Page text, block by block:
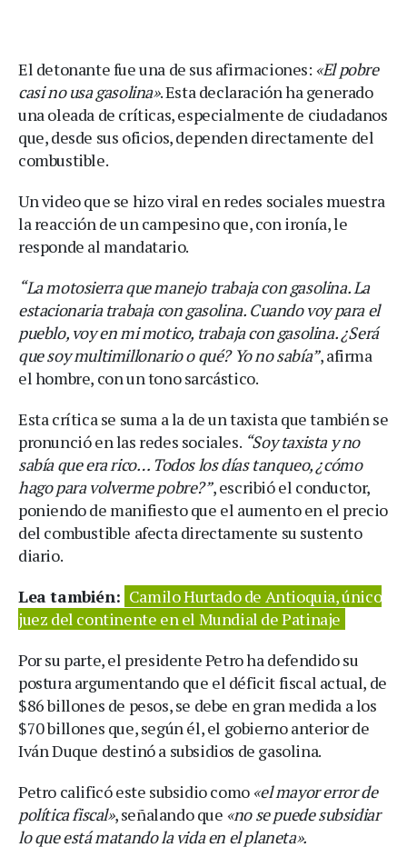
El detonante fue una de sus afirmaciones: «El pobre
casi no usa gasolina». Esta declaración ha generado
una oleada de críticas, especialmente de ciudadanos
que, desde sus oficios, dependen directamente del
combustible.
Un video que se hizo viral en redes sociales muestra
la reacción de un campesino que, con ironía, le
responde al mandatario.
“La motosierra que manejo trabaja con gasolina. La
estacionaria trabaja con gasolina. Cuando voy para el
pueblo, voy en mi motico, trabaja con gasolina. ¿Será
que soy multimillonario o qué? Yo no sabía”, afirma
el hombre, con un tono sarcástico.
Esta crítica se suma a la de un taxista que también se
pronunció en las redes sociales. “Soy taxista y no
sabía que era rico… Todos los días tanqueo, ¿cómo
hago para volverme pobre?”, escribió el conductor,
poniendo de manifiesto que el aumento en el precio
del combustible afecta directamente su sustento
diario.
Lea también: Camilo Hurtado de Antioquia, único
juez del continente en el Mundial de Patinaje
Por su parte, el presidente Petro ha defendido su
postura argumentando que el déficit fiscal actual, de
$86 billones de pesos, se debe en gran medida a los
$70 billones que, según él, el gobierno anterior de
Iván Duque destinó a subsidios de gasolina.
Petro calificó este subsidio como«el mayor error de
política fiscal», señalando que «no se puede subsidiar
lo que está matando la vida en el planeta».